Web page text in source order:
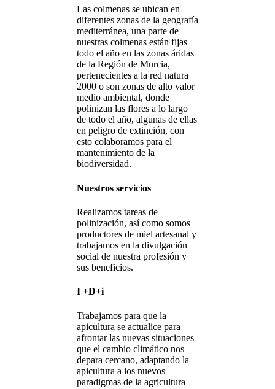
Las colmenas se ubican en
diferentes zonas de la geografía
mediterránea, una parte de
nuestras colmenas están fijas
todo el año en las zonas áridas
de la Región de Murcia,
pertenecientes a la red natura
2000 o son zonas de alto valor
medio ambiental, donde
polinizan las flores a lo largo
de todo el año, algunas de ellas
en peligro de extinción, con
esto colaboramos para el
mantenimiento de la
biodiversidad.
Nuestros servicios
Realizamos tareas de
polinización, así como somos
productores de miel artesanal y
trabajamos en la divulgación
social de nuestra profesión y
sus beneficios.
I +D+i
Trabajamos para que la
apicultura se actualice para
afrontar las nuevas situaciones
que el cambio climático nos
depara cercano, adaptando la
apicultura a los nuevos
paradigmas de la agricultura